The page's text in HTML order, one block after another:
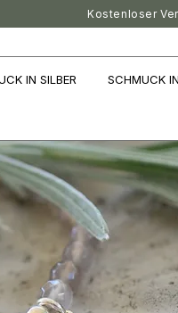
Kostenloser
IN SILBER SCHMUCK